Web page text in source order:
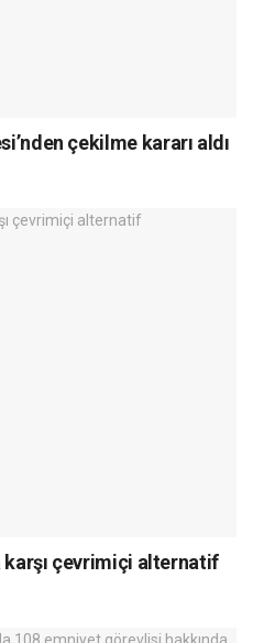
çekilme kararı aldı
karşı çevrimiçi alternatif